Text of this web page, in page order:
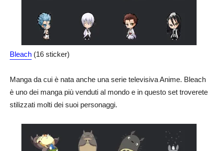
Bleach (16 sticker)
Manga da cui è nata anche una serie televisiva Anime. Bleach
è uno dei manga più venduti al mondo e in questo set troverete
stilizzati molti dei suoi personaggi.